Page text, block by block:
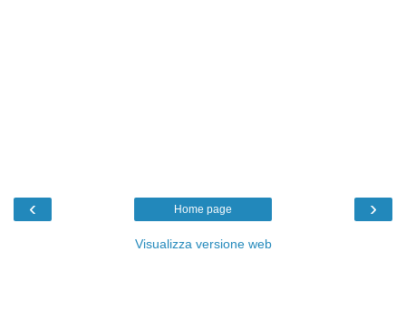
‹ ›
Home page
Visualizza versione web